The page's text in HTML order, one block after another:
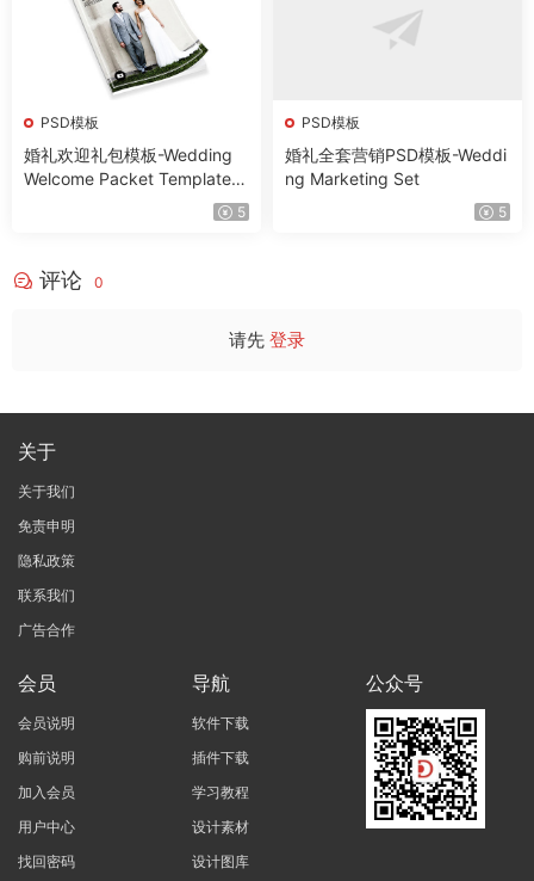
PSD模板
婚礼欢迎礼包模板-Wedding
Welcome Packet Template
5
PSD模板
婚礼全套营销PSD模板-Weddi
ng Marketing Set
5
评论 0
请先 登录
关于
关于我们
免责申明
隐私政策
联系我们
广告合作
会员
会员说明
购前说明
加入会员
用户中心
找回密码
导航
软件下载
插件下载
学习教程
设计素材
设计图库
公众号